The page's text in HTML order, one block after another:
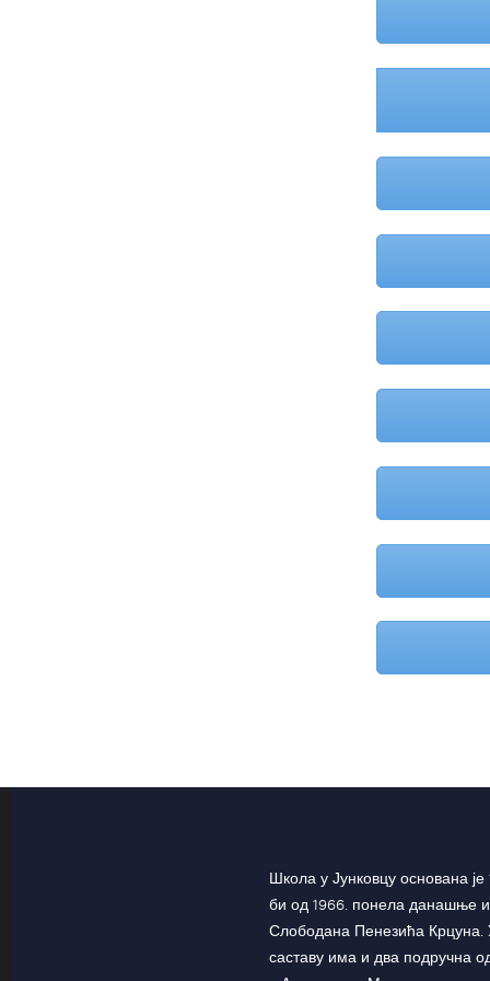
Школа у Јунковцу основана је
би од 1966. понела данашње
Слободана Пенезића Крцуна.
саставу има и два подручна